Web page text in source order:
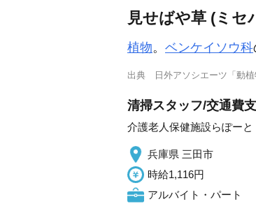
見せばや草 (ミセ
植物。 ベンケイソウ科
出典 日外アソシエーツ「動
清掃スタッフ/交通費
介護老人保健施設らぽーと
兵庫県 三田市
時給1,116円
アルバイト・パート